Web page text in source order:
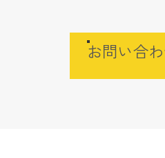
お問い合